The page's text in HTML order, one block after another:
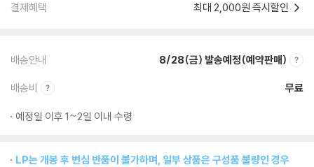
결제혜택 최대 2,000원 즉시할인
배송안내 8/28(금) 발송예정(예약판매)
배송비 무료
예정일 이후 1~2일 이내 수령
LP는 개봉 후 변심 반품이 불가하며, 일부 상품은 구성품 불량인 경우